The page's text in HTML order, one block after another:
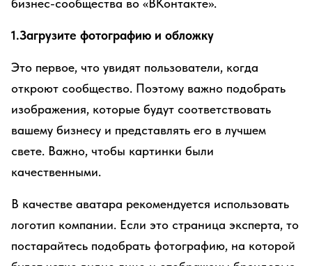
бизнес-сообщества во «ВКонтакте».
1.Загрузите фотографию и обложку
Это первое, что увидят пользователи, когда
откроют сообщество. Поэтому важно подобрать
изображения, которые будут соответствовать
вашему бизнесу и представлять его в лучшем
свете. Важно, чтобы картинки были
качественными.
В качестве аватара рекомендуется использовать
логотип компании. Если это страница эксперта, то
постарайтесь подобрать фотографию, на которой